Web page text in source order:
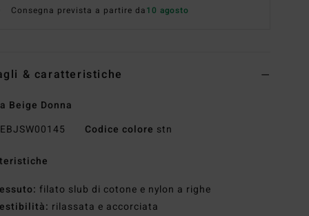
Consegna prevista a partire da10 agosto
& caratteristiche
Beige Donna
EBJSW00145 Codice colore stn
filato slub di cotone e nylon a righe
rilassata e accorciata